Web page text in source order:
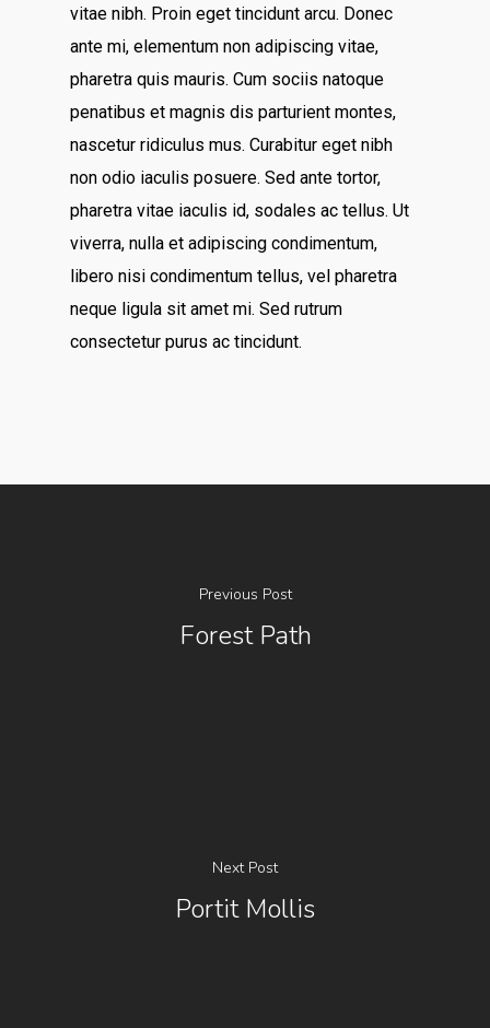
vitae nibh. Proin eget tincidunt arcu. Donec
ante mi, elementum non adipiscing vitae,
pharetra quis mauris. Cum sociis natoque
penatibus et magnis dis parturient montes,
nascetur ridiculus mus. Curabitur eget nibh
non odio iaculis posuere. Sed ante tortor,
pharetra vitae iaculis id, sodales ac tellus. Ut
viverra, nulla et adipiscing condimentum,
libero nisi condimentum tellus, vel pharetra
neque ligula sit amet mi. Sed rutrum
consectetur purus ac tincidunt.
Previous Post
Forest Path
Next Post
Portit Mollis